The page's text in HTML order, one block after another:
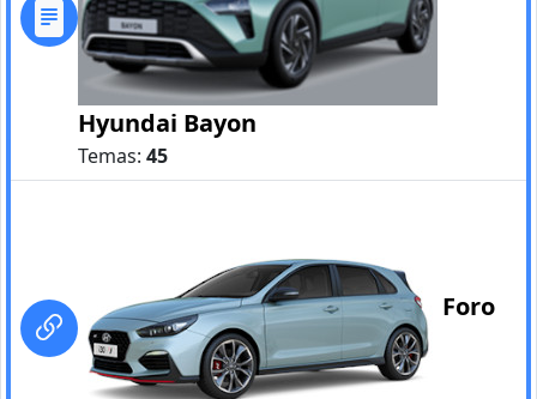
Hyundai Bayon
Temas: 45
Foro